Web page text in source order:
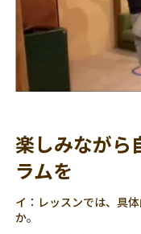
楽しみながら
ラムを
イ：レッスンでは、具
か。